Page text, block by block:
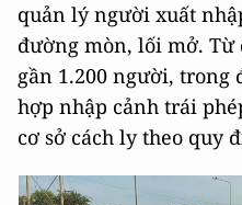
quản lý người xuất
đường mòn, lối mở. Từ
gần 1.200 người, trong
hợp nhập cảnh trái
cơ sở cách ly theo quy